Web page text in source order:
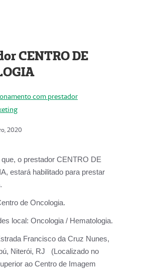
CENTRO DE
com prestador
2020
que, o prestador CENTRO DE
estará habilitado para prestar
de Oncologia.
local: Oncologia / Hematologia.
Francisco da Cruz Nunes,
Niterói, RJ (Localizado no
ao Centro de Imagem